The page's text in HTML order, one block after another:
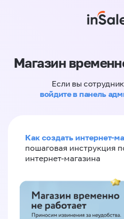
Магазин
Если вы
войдите в панель
Как создать интернет-
пошаговая инструкция
интернет-магазина